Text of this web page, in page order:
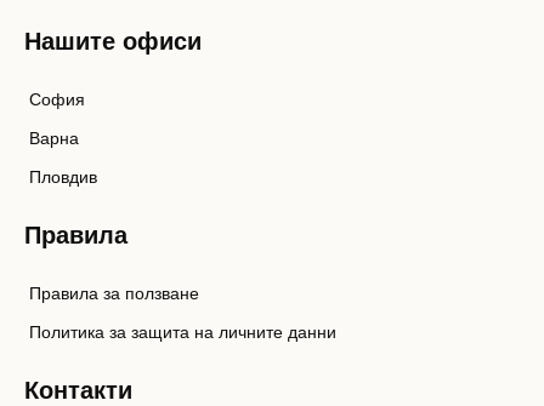
Нашите офиси
София
Варна
Пловдив
Правила
Правила за ползване
Политика за защита на личните данни
Контакти